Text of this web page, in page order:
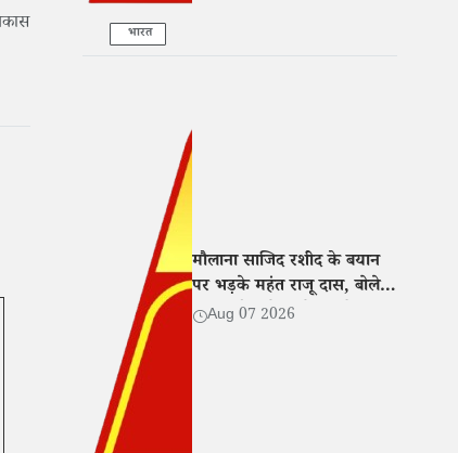
भारत
मौलाना साजिद रशीद के बयान
पर भड़के महंत राजू दास, बोले-
नफरत फैलाने वालों पर हो सख्त
Aug 07 2026